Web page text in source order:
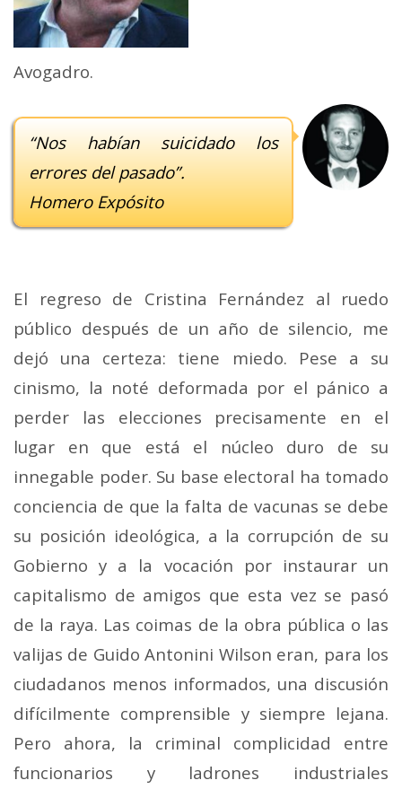
Avogadro.
“Nos habían suicidado los
errores del pasado”.
Homero Expósito
El regreso de Cristina Fernández al ruedo
público después de un año de silencio, me
dejó una certeza: tiene miedo. Pese a su
cinismo, la noté deformada por el pánico a
perder las elecciones precisamente en el
lugar en que está el núcleo duro de su
innegable poder. Su base electoral ha tomado
conciencia de que la falta de vacunas se debe
su posición ideológica, a la corrupción de su
Gobierno y a la vocación por instaurar un
capitalismo de amigos que esta vez se pasó
de la raya. Las coimas de la obra pública o las
valijas de Guido Antonini Wilson eran, para los
ciudadanos menos informados, una discusión
difícilmente comprensible y siempre lejana.
Pero ahora, la criminal complicidad entre
funcionarios y ladrones industriales